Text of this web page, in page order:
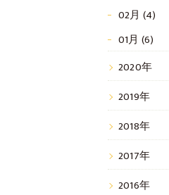
02月 (4)
01月 (6)
2020年
2019年
2018年
2017年
2016年